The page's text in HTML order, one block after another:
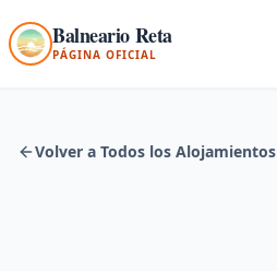
Balneario Reta
PÁGINA OFICIAL
Volver a Todos los Alojamientos